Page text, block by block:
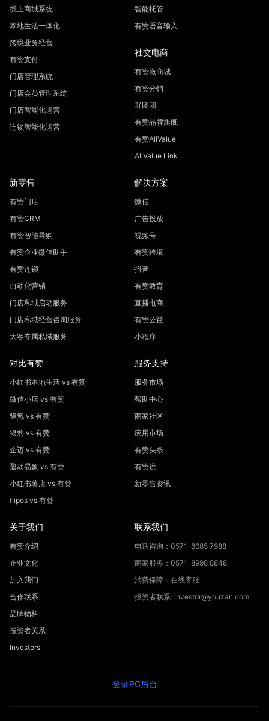
线上商城系统
本地生活一体化
跨境业务经营
有赞支付
门店管理系统
门店会员管理系统
门店智能化运营
连锁智能化运营
智能托管
有赞语音输入
社交电商
有赞微商城
有赞分销
群团团
有赞品牌旗舰
有赞AllValue
AllValue Link
新零售
有赞门店
有赞CRM
有赞智能导购
有赞企业微信助手
有赞连锁
自动化营销
门店私域启动服务
门店私域经营咨询服务
大客专属私域服务
解决方案
微信
广告投放
视频号
有赞跨境
抖音
有赞教育
直播电商
有赞公益
小程序
对比有赞
小红书本地生活 vs 有赞
微信小店 vs 有赞
驿氪 vs 有赞
银豹 vs 有赞
企迈 vs 有赞
盈动易象 vs 有赞
小红书薯店 vs 有赞
flipos vs 有赞
服务支持
服务市场
帮助中心
商家社区
应用市场
有赞头条
有赞说
新零售资讯
关于我们
有赞介绍
企业文化
加入我们
合作联系
品牌物料
投资者关系
Investors
联系我们
电话咨询：0571-8685 7988
商家服务：0571-8998 8848
消费保障：在线客服
投资者联系: investor@youzan.com
登录PC后台